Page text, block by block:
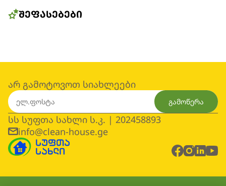
ᲨᲔᲤᲐᲡᲔᲑᲔᲑᲘ
არ გამოტოვოთ სიახლეები
გამოწერა
სს სუფთა სახლი ს.კ. | 202458893
info@clean-house.ge